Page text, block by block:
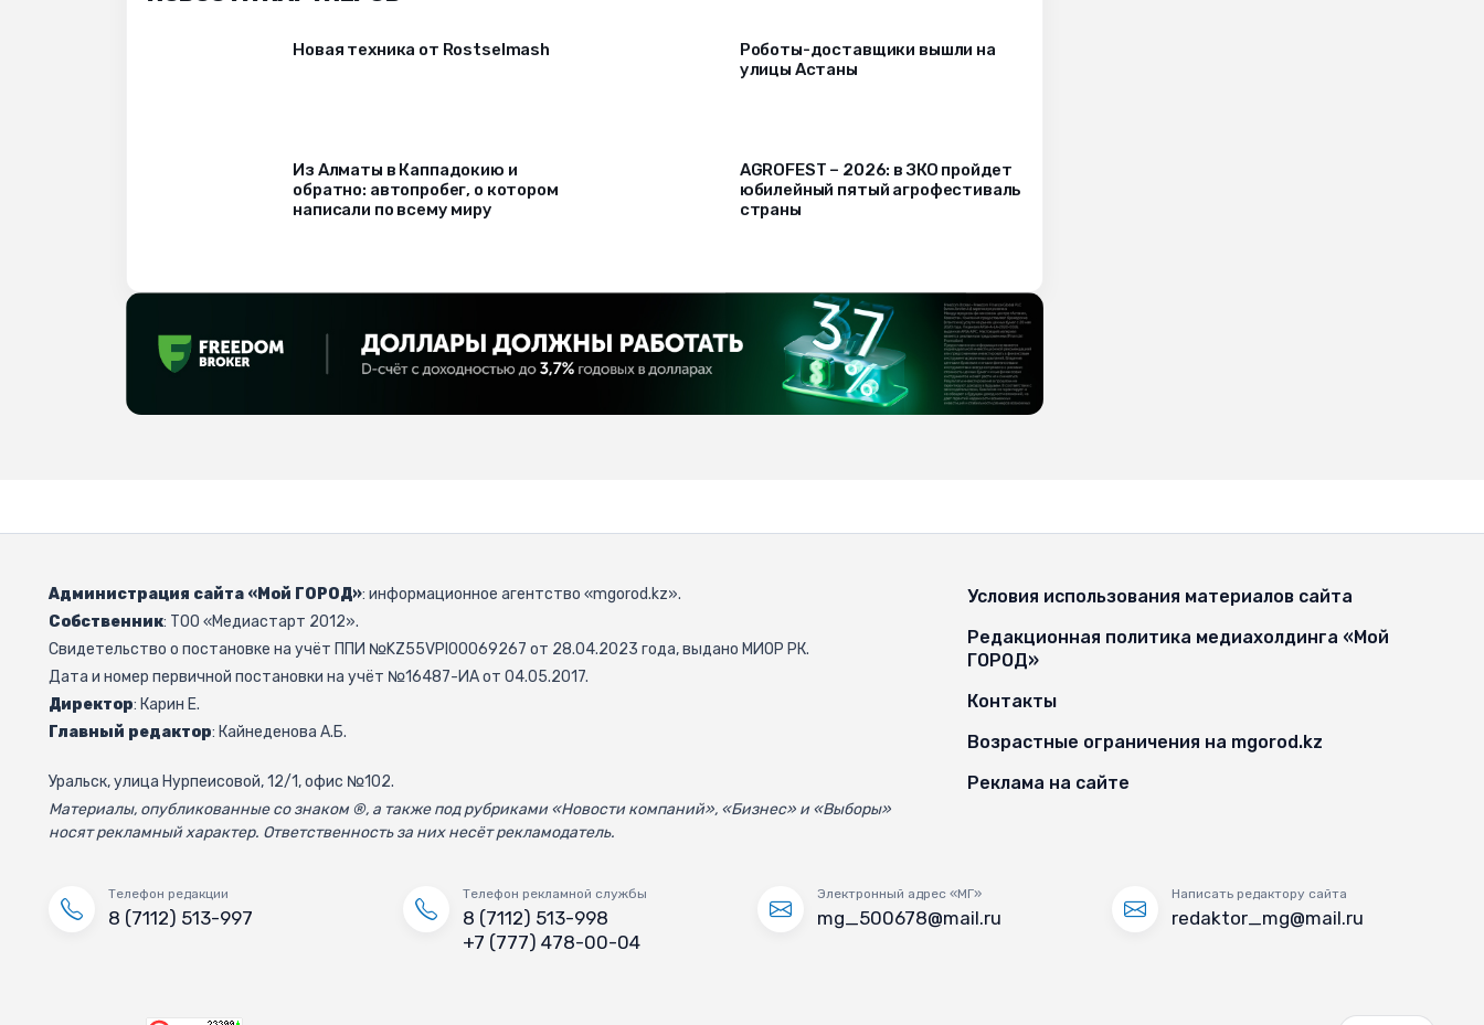
Новая техника от Rostselmash
Роботы-доставщики вышли на
улицы Астаны
Из Алматы в Каппадокию и
обратно: автопробег, о котором
написали по всему миру
AGROFEST – 2026: в ЗКО пройдет
юбилейный пятый агрофестиваль
страны
Администрация сайта «Мой ГОРОД»: информационное агентство «mgorod.kz».
Собственник: ТОО «Медиастарт 2012».
Свидетельство о постановке на учёт ППИ №KZ55VPI00069267 от 28.04.2023 года, выдано МИОР РК.
Дата и номер первичной постановки на учёт №16487-ИА от 04.05.2017.
Директор: Карин Е.
Главный редактор: Кайнеденова А.Б.
Уральск, улица Нурпеисовой, 12/1, офис №102.
Материалы, опубликованные со знаком ®, а также под рубриками «Новости компаний», «Бизнес» и «Выборы»
носят рекламный характер. Ответственность за них несёт рекламодатель.
Условия использования материалов сайта
Редакционная политика медиахолдинга «Мой
ГОРОД»
Контакты
Возрастные ограничения на mgorod.kz
Реклама на сайте
Телефон редакции
8 (7112) 513-997
Телефон рекламной службы
8 (7112) 513-998
+7 (777) 478-00-04
Электронный адрес «МГ»
mg_500678@mail.ru
Написать редактору сайта
redaktor_mg@mail.ru